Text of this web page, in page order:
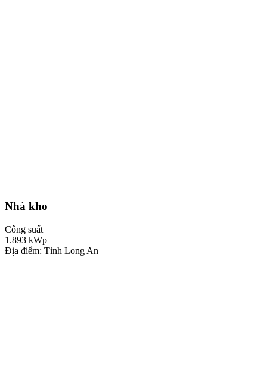
Nhà kho
Công suất
1.893 kWp
Địa điểm: Tỉnh Long An